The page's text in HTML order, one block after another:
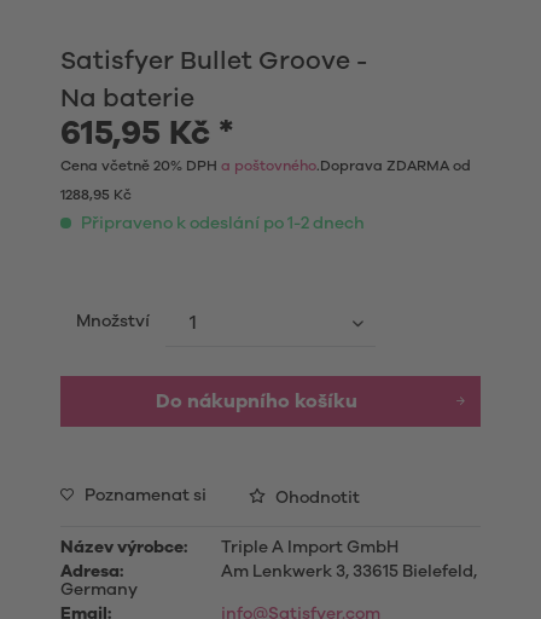
Satisfyer Bullet Groove -
Na baterie
615,95 Kč *
Cena včetně 20% DPH a poštovného.Doprava ZDARMA od
1288,95 Kč
Připraveno k odeslání po 1-2 dnech
Množství
Do nákupního košíku
Poznamenat si Ohodnotit
Název výrobce:
Triple A Import GmbH
Adresa:
Am Lenkwerk 3, 33615 Bielefeld,
Germany
Email:
info@Satisfyer.com